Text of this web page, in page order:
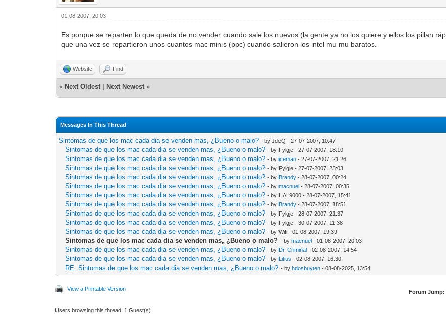
01-08-2007, 20:03
Es porque se reparten lo que queda de no vender cuando sale los nuevos (la gente ya no los quiere y ellos los pillan
que una vez se repartieron unos cuantos mac minis (ppc) cuando salieron los intel mu mu baratos.
Website Find
« Next Oldest Next Newest »
Messages In This Thread
Sintomas de que los mac cada dia se venden mas, ¿Bueno o malo? - by JdeQ - 27-07-2007, 10:47
Sintomas de que los mac cada dia se venden mas, ¿Bueno o malo? - by Fylgje - 27-07-2007, 18:10
Sintomas de que los mac cada dia se venden mas, ¿Bueno o malo? - byiceman - 27-07-2007, 21:26
Sintomas de que los mac cada dia se venden mas, ¿Bueno o malo? - by Fylgje - 27-07-2007, 23:03
Sintomas de que los mac cada dia se venden mas, ¿Bueno o malo? - by Brandy - 28-07-2007, 00:24
Sintomas de que los mac cada dia se venden mas, ¿Bueno o malo? - bymacnuel - 28-07-2007, 00:35
Sintomas de que los mac cada dia se venden mas, ¿Bueno o malo? - by HAL9000 - 28-07-2007, 15:41
Sintomas de que los mac cada dia se venden mas, ¿Bueno o malo? - by Brandy - 28-07-2007, 18:51
Sintomas de que los mac cada dia se venden mas, ¿Bueno o malo? - by Fylgje - 28-07-2007, 21:37
Sintomas de que los mac cada dia se venden mas, ¿Bueno o malo? - by Fylgje - 30-07-2007, 11:38
Sintomas de que los mac cada dia se venden mas, ¿Bueno o malo? - by Wifi - 01-08-2007, 19:39
Sintomas de que los mac cada dia se venden mas, ¿Bueno o malo? - bymacnuel - 01-08-2007, 20:03
Sintomas de que los mac cada dia se venden mas, ¿Bueno o malo? - by Dr. Criminal - 02-08-2007, 14:54
Sintomas de que los mac cada dia se venden mas, ¿Bueno o malo? - by Litius - 02-08-2007, 16:30
RE: Sintomas de que los mac cada dia se venden mas, ¿Bueno o malo? - byhdosbuyten - 08-08-2025, 13:54
View a Printable Version Forum Jump:
Users browsing this thread: 1 Guest(s)